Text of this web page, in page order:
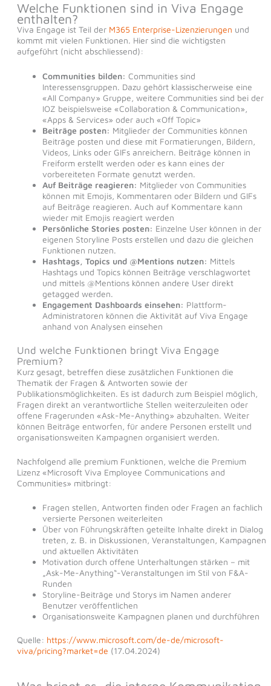
Welche Funktionen sind in Viva Engage
enthalten?
Viva Engage ist Teil der M365 Enterprise-Lizenzierungen und
kommt mit vielen Funktionen. Hier sind die wichtigsten
aufgeführt (nicht abschliessend):
Communities bilden: Communities sind
Interessensgruppen. Dazu gehört klassischerweise eine
«All Company» Gruppe, weitere Communities sind bei der
IOZ beispielsweise «Collaboration & Communication»,
«Apps & Services» oder auch «Off Topic»
Beiträge posten: Mitglieder der Communities können
Beiträge posten und diese mit Formatierungen, Bildern,
Videos, Links oder GIFs anreichern. Beiträge können in
Freiform erstellt werden oder es kann eines der
vorbereiteten Formate genutzt werden.
Auf Beiträge reagieren: Mitglieder von Communities
können mit Emojis, Kommentaren oder Bildern und GIFs
auf Beiträge reagieren. Auch auf Kommentare kann
wieder mit Emojis reagiert werden
Persönliche Stories posten: Einzelne User können in der
eigenen Storyline Posts erstellen und dazu die gleichen
Funktionen nutzen.
Hashtags, Topics und @Mentions nutzen: Mittels
Hashtags und Topics können Beiträge verschlagwortet
und mittels @Mentions können andere User direkt
getagged werden.
Engagement Dashboards einsehen: Plattform-
Administratoren können die Aktivität auf Viva Engage
anhand von Analysen einsehen
Und welche Funktionen bringt Viva Engage
Premium?
Kurz gesagt, betreffen diese zusätzlichen Funktionen die
Thematik der Fragen & Antworten sowie der
Publikationsmöglichkeiten. Es ist dadurch zum Beispiel möglich,
Fragen direkt an verantwortliche Stellen weiterzuleiten oder
offene Fragerunden «Ask-Me-Anything» abzuhalten. Weiter
können Beiträge entworfen, für andere Personen erstellt und
organisationsweiten Kampagnen organisiert werden.
Nachfolgend alle premium Funktionen, welche die Premium
Lizenz «Microsoft Viva Employee Communications and
Communities» mitbringt:
Fragen stellen, Antworten finden oder Fragen an fachlich
versierte Personen weiterleiten
Über von Führungskräften geteilte Inhalte direkt in Dialog
treten, z. B. in Diskussionen, Veranstaltungen, Kampagnen
und aktuellen Aktivitäten
Motivation durch offene Unterhaltungen stärken – mit
„Ask-Me-Anything“-Veranstaltungen im Stil von F&A-
Runden
Storyline-Beiträge und Storys im Namen anderer
Benutzer veröffentlichen
Organisationsweite Kampagnen planen und durchführen
Quelle: https://www.microsoft.com/de-de/microsoft-
viva/pricing?market=de (17.04.2024)